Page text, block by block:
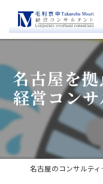
名古屋を
経営コン
名古屋の